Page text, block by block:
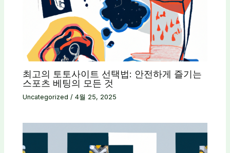
최고의 토토사이트 선택법: 안전하게 즐기는
스포츠 베팅의 모든 것
Uncategorized /4월 25, 2025